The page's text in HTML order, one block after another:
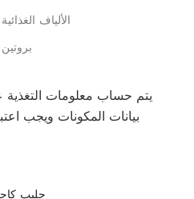
الألياف الغذائية
بروتين
بيانات المكونات ويجب
حليب